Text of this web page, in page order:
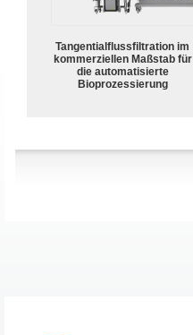
Tangentialflussfiltration im
kommerziellen Maßstab für
die automatisierte
Bioprozessierung